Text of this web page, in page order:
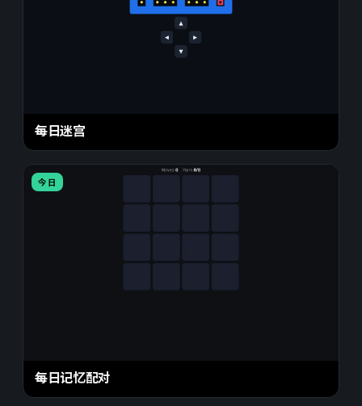
每日迷宫
今日
每日记忆配对